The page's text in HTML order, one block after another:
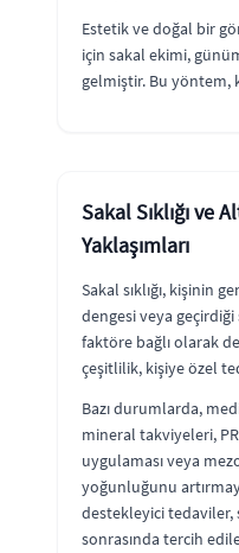
Estetik ve doğal bir
için sakal ekimi,
gelmiştir. Bu yöntem,
Sakal Sıklığı ve
Yaklaşımları
Sakal sıklığı, kişinin
dengesi veya geçirdiği
faktöre bağlı olarak
çeşitlilik, kişiye özel
Bazı durumlarda,
mineral takviyeleri,
uygulaması veya
yoğunluğunu
destekleyici tedaviler,
sonrasında tercih